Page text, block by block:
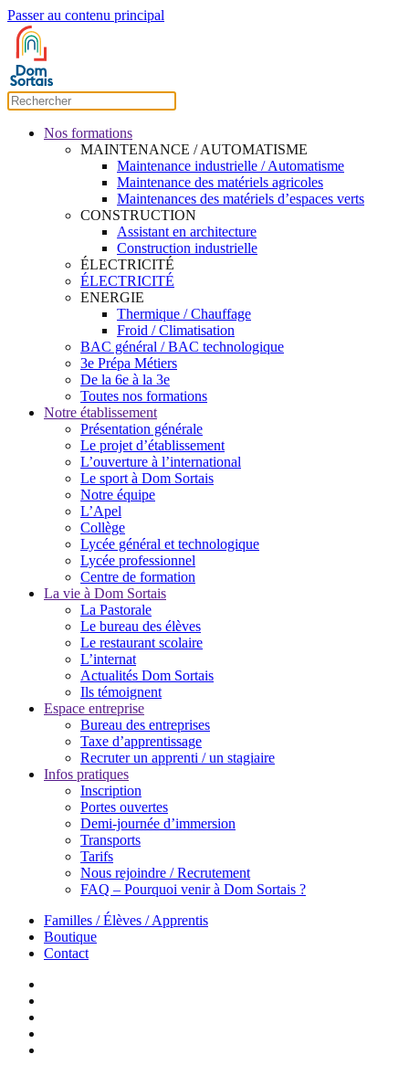
Passer au contenu principal
Nos formations
MAINTENANCE / AUTOMATISME
Maintenance industrielle / Automatisme
Maintenance des matériels agricoles
Maintenances des matériels d’espaces verts
CONSTRUCTION
Assistant en architecture
Construction industrielle
ÉLECTRICITÉ
ÉLECTRICITÉ
ENERGIE
Thermique / Chauffage
Froid / Climatisation
BAC général / BAC technologique
3e Prépa Métiers
De la 6e à la 3e
Toutes nos formations
Notre établissement
Présentation générale
Le projet d’établissement
L’ouverture à l’international
Le sport à Dom Sortais
Notre équipe
L’Apel
Collège
Lycée général et technologique
Lycée professionnel
Centre de formation
La vie à Dom Sortais
La Pastorale
Le bureau des élèves
Le restaurant scolaire
L’internat
Actualités Dom Sortais
Ils témoignent
Espace entreprise
Bureau des entreprises
Taxe d’apprentissage
Recruter un apprenti / un stagiaire
Infos pratiques
Inscription
Portes ouvertes
Demi-journée d’immersion
Transports
Tarifs
Nous rejoindre / Recrutement
FAQ – Pourquoi venir à Dom Sortais ?
Familles / Élèves / Apprentis
Boutique
Contact